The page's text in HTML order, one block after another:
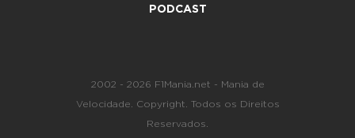
PODCAST
2002 - 2026 F1Mania.net - Mania de
Velocidade. Copyright. Todos os Direitos
Reservados.